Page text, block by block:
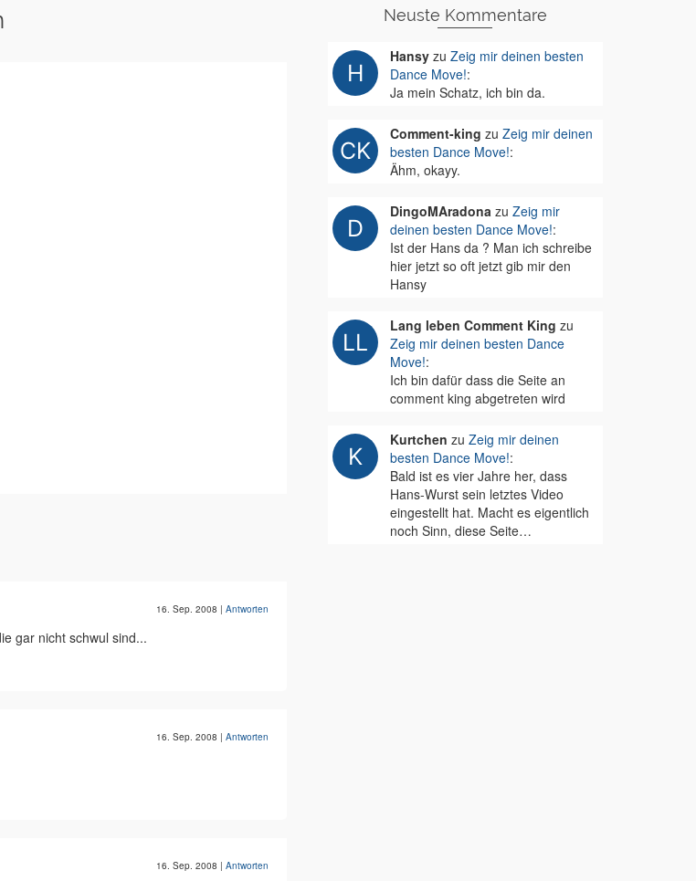
16. Sep. 2008 | Antworten
gar nicht schwul sind...
16. Sep. 2008 | Antworten
16. Sep. 2008 | Antworten
Neuste Kommentare
Hansyzu Zeig mir deinen besten
Dance Move!:
Ja mein Schatz, ich bin da.
Comment-king zu Zeig mir deinen
besten Dance Move!:
Ähm, okayy.
DingoMAradonazu Zeig mir
deinen besten Dance Move!:
Ist der Hans da ? Man ich schreibe
hier jetzt so oft jetzt gib mir den
Hansy
Lang leben Comment King zu
Zeig mir deinen besten Dance
Move!:
Ich bin dafür dass die Seite an
comment king abgetreten wird
Kurtchen zu Zeig mir deinen
besten Dance Move!:
Bald ist es vier Jahre her, dass
Hans-Wurst sein letztes Video
eingestellt hat. Macht es eigentlich
noch Sinn, diese Seite…